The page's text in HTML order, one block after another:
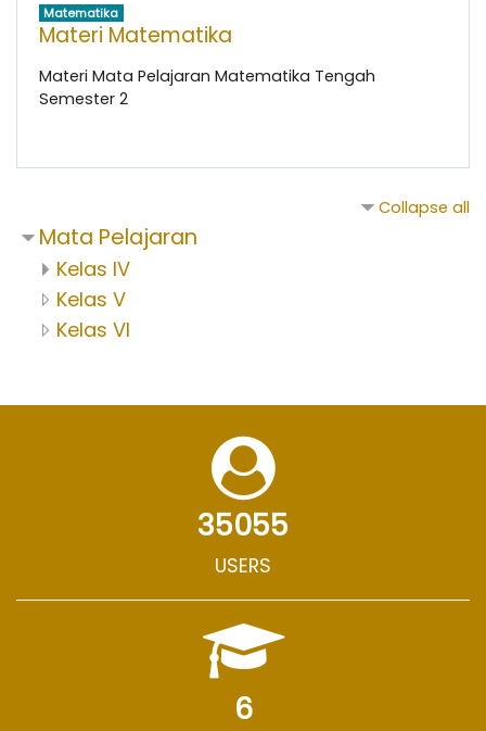
Matematika
Materi Matematika
Materi Mata Pelajaran Matematika Tengah
Semester 2
Collapse all
Mata Pelajaran
Kelas IV
Kelas V
Kelas VI
35055
USERS
6